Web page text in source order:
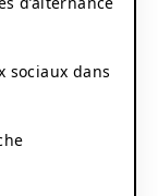
sociaux dans